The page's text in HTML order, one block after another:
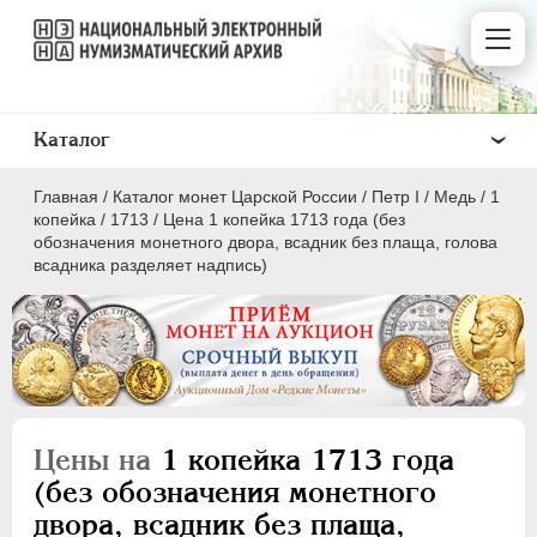
Главная / Каталог монет Царской России / Пeтр I / Медь / 1
копейка / 1713 / Цена 1 копейка 1713 года (без
обозначения монетного двора, всадник без плаща, голова
всадника разделяет надпись)
Цены на 1 копейка 1713 года
(без обозначения монетного
двора, всадник без плаща,
Каталог
ПEТР I 1699 - 1725
Золото
Медь
5 копеек